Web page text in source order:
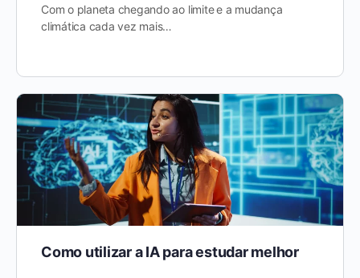
Com o planeta chegando ao limite e a mudança
climática cada vez mais…
Como utilizar a IA para estudar melhor